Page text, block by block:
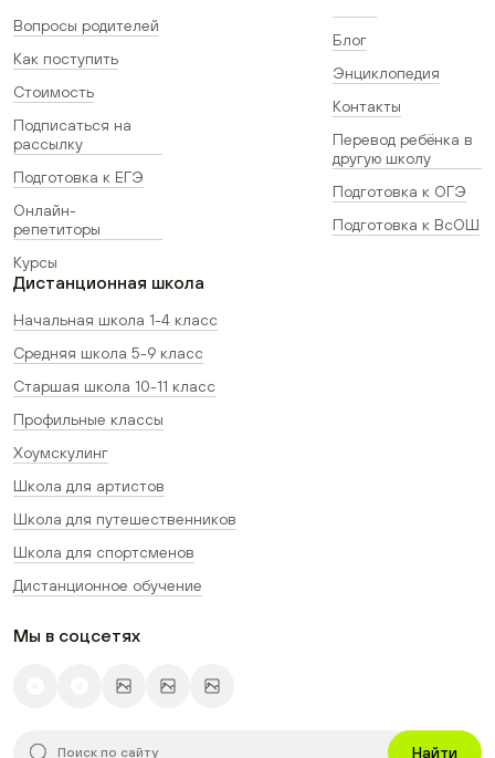
Вопросы родителей
Как поступить
Стоимость
Подписаться на
рассылку
Подготовка к ЕГЭ
Онлайн-
репетиторы
Курсы
Блог
Энциклопедия
Контакты
Перевод ребёнка в
другую школу
Подготовка к ОГЭ
Подготовка к ВсОШ
Дистанционная школа
Начальная школа 1-4 класс
Средняя школа 5-9 класс
Старшая школа 10-11 класс
Профильные классы
Хоумскулинг
Школа для артистов
Школа для путешественников
Школа для спортсменов
Дистанционное обучение
Мы в соцсетях
Найти